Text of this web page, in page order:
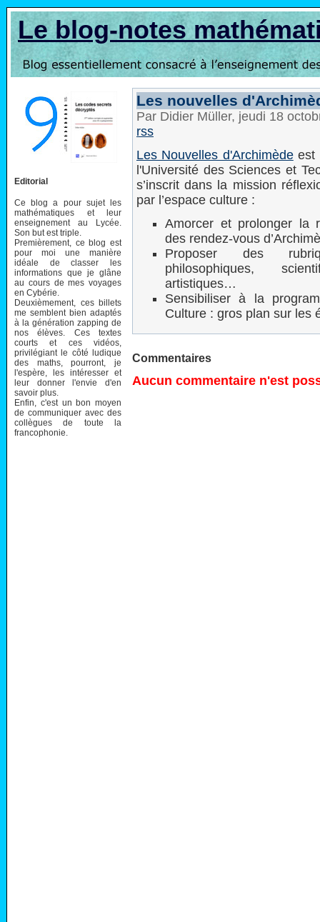
Le blog-notes
Editorial
Ce blog a pour sujet les
mathématiques et leur
enseignement au Lycée.
Son but est triple.
Premièrement, ce blog est
pour moi une manière
idéale de classer les
informations que je glâne
au cours de mes voyages
en Cybérie.
Deuxièmement, ces billets
me semblent bien adaptés
à la génération zapping de
nos élèves. Ces textes
courts et ces vidéos,
privilégiant le côté ludique
des maths, pourront, je
l'espère, les intéresser et
leur donner l'envie d'en
savoir plus.
Enfin, c'est un bon moyen
de communiquer avec des
collègues de toute la
francophonie.
Les nouvelles
Par Didier Müller, jeudi 18
rss
Les Nouvelles d'Archimèdeest
l'Université des Sciences et
s’inscrit dans la mission
par l’espace culture :
Amorcer et prolonger la
des rendez-vous
Proposer des
philosophiques,
artistiques…
Sensibiliser à la
Culture : gros plan sur les
Commentaires
Aucun commentaire n'est